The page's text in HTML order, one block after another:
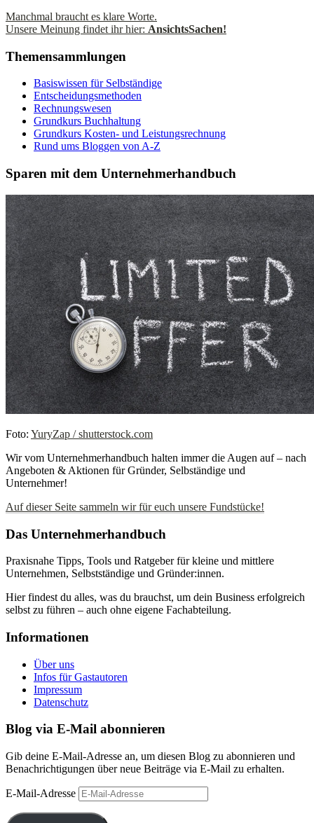
Manchmal braucht es klare Worte.
Unsere Meinung findet ihr hier: AnsichtsSachen!
Themensammlungen
Basiswissen für Selbständige
Entscheidungsmethoden
Rechnungswesen
Grundkurs Buchhaltung
Grundkurs Kosten- und Leistungsrechnung
Rund ums Bloggen von A-Z
Sparen mit dem Unternehmerhandbuch
Foto: YuryZap / shutterstock.com
Wir vom Unternehmerhandbuch halten immer die Augen auf – nach
Angeboten & Aktionen für Gründer, Selbständige und
Unternehmer!
Auf dieser Seite sammeln wir für euch unsere Fundstücke!
Das Unternehmerhandbuch
Praxisnahe Tipps, Tools und Ratgeber für kleine und mittlere
Unternehmen, Selbstständige und Gründer:innen.
Hier findest du alles, was du brauchst, um dein Business erfolgreich
selbst zu führen – auch ohne eigene Fachabteilung.
Informationen
Über uns
Infos für Gastautoren
Impressum
Datenschutz
Blog via E-Mail abonnieren
Gib deine E-Mail-Adresse an, um diesen Blog zu abonnieren und
Benachrichtigungen über neue Beiträge via E-Mail zu erhalten.
E-Mail-Adresse